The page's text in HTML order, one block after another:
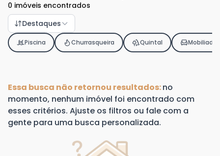
0 imóveis encontrados
Destaques
Piscina Churrasqueira Quintal Mobiliado
Essa busca não retornou resultados:no
momento, nenhum imóvel foi encontrado com
esses critérios. Ajuste os filtros ou fale com a
gente para uma busca personalizada.